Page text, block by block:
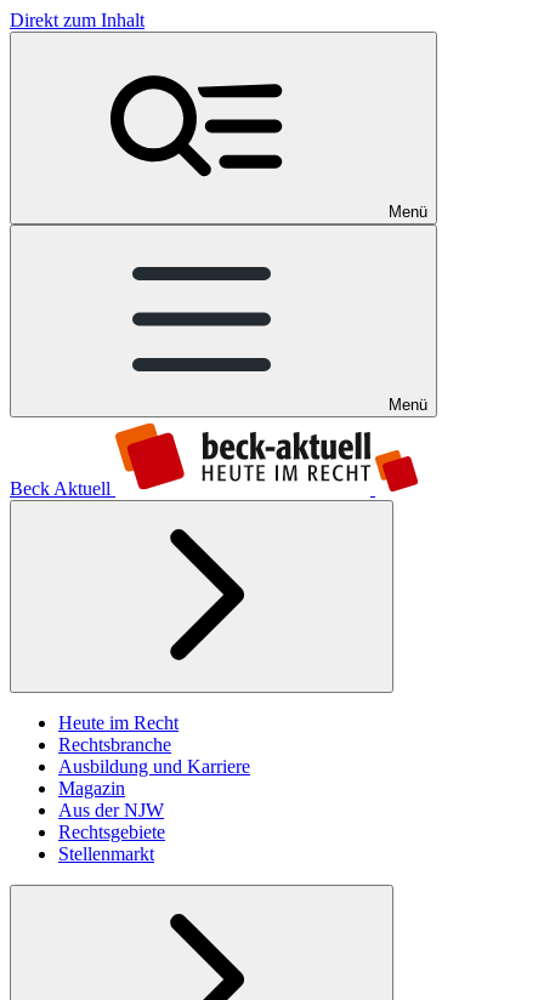
Direkt zum Inhalt
Menü
Menü
Beck Aktuell
Heute im Recht
Rechtsbranche
Ausbildung und Karriere
Magazin
Aus der NJW
Rechtsgebiete
Stellenmarkt